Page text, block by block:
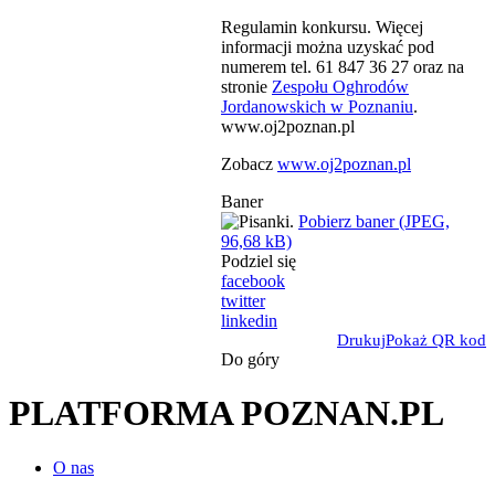
Regulamin konkursu. Więcej
informacji można uzyskać pod
numerem tel. 61 847 36 27 oraz na
stronie Zespołu Oghrodów
Jordanowskich w Poznaniu.
www.oj2poznan.pl
Zobacz www.oj2poznan.pl
Baner
Pobierz baner (JPEG,
96,68 kB)
Podziel się
facebook
twitter
linkedin
DrukujPokaż QR kod
Do góry
PLATFORMA POZNAN.PL
O nas